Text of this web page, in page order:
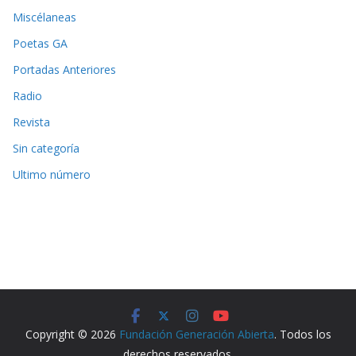
Miscélaneas
Poetas GA
Portadas Anteriores
Radio
Revista
Sin categoría
Ultimo número
Copyright © 2026 Fundación Generación Abierta. Todos los